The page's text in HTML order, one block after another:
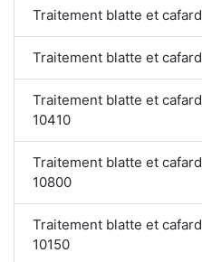
Traitement blatte et
Traitement blatte et
Traitement blatte et
10410
Traitement blatte et
10800
Traitement blatte et
10150